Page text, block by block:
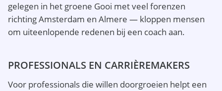
gelegen in het groene Gooi met veel forenzen
richting Amsterdam en Almere — kloppen mensen
om uiteenlopende redenen bij een coach aan.
PROFESSIONALS EN CARRIÈREMAKERS
Voor professionals die willen doorgroeien helpt een